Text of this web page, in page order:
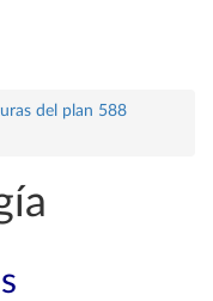
del plan 588